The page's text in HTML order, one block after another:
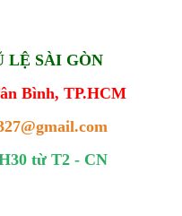
LỆ SÀI GÒN
Bình, TP.HCM
từ T2 - CN